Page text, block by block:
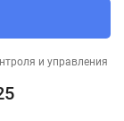
и управления